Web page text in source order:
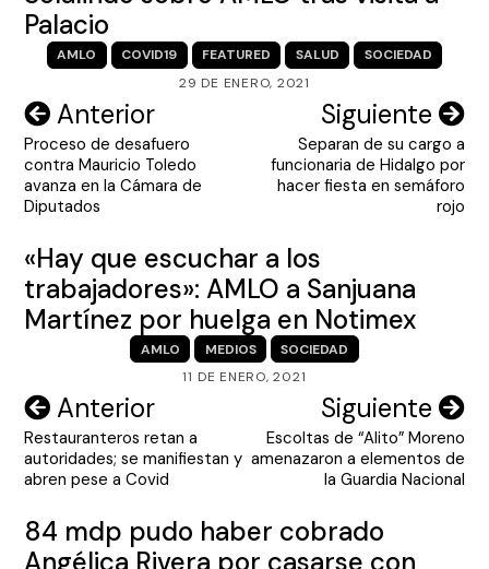
Palacio
AMLO COVID19 FEATURED SALUD
SOCIEDAD
29 DE ENERO, 2021
Navegación
de
entradas
Anterior
Proceso de desafuero
contra Mauricio Toledo
avanza en la Cámara de
Diputados
Siguiente
Separan de su cargo a
funcionaria de Hidalgo por
hacer fiesta en semáforo
rojo
«Hay que escuchar a los
trabajadores»: AMLO a Sanjuana
Martínez por huelga en Notimex
AMLO MEDIOS
SOCIEDAD
11 DE ENERO, 2021
Navegación
de
entradas
Anterior
Restauranteros retan a
autoridades; se manifiestan y
abren pese a Covid
Siguiente
Escoltas de “Alito” Moreno
amenazaron a elementos de
la Guardia Nacional
84 mdp pudo haber cobrado
Angélica Rivera por casarse con